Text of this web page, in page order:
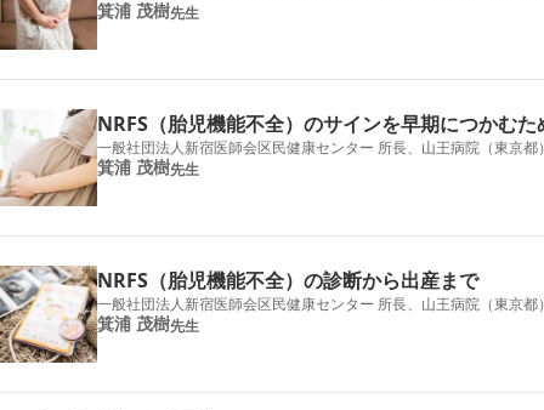
箕浦 茂樹先生
NRFS（胎児機能不全）のサインを早期につかむた
一般社団法人新宿医師会区民健康センター 所長、山王病院（東京
箕浦 茂樹先生
NRFS（胎児機能不全）の診断から出産まで
一般社団法人新宿医師会区民健康センター 所長、山王病院（東京
箕浦 茂樹先生